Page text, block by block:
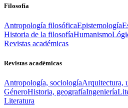
Filosofía
Antropología filosóficaEpistemología
Historia de la filosofíaHumanismo
Revistas académicas
Revistas académicas
Antropología, sociologíaArquitectura,
GéneroHistoria, geografíaIngeniería
Literatura